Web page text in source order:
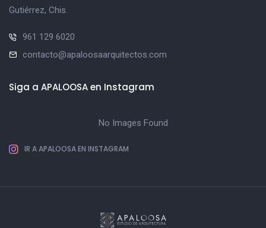
Gutiérrez, Chis.
961 129 6020
contacto@apaloosaarquitectos.com
Siga a APALOOSA en Instagram
No Images Found
IR A APALOOSA EN INSTAGRAM